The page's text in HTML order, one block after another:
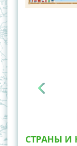
СТРАНЫ